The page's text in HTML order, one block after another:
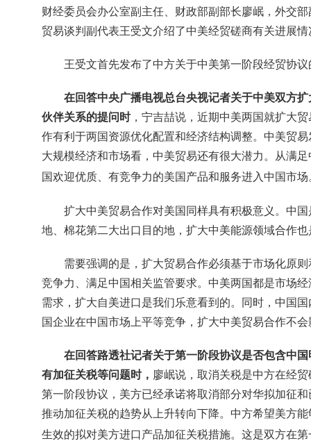
财经委员会办公室副主任、财政部副部长廖岷，外交
贸易谈判副代表王受文介绍了中美经贸磋商有关进展情
王受文首先发布了中方关于中美第一阶段经贸协
在回答中央广播电视总台央视记者关于中美双方
伙伴关系的提问时，宁吉喆说，近期中美两国就扩大
作有利于两国资源优化配置和经济结构调整。中美贸
大规模经济和市场看，中美贸易还有很大潜力。从满
国欢迎优质、有竞争力的美国产品和服务进入中国市场
扩大中美贸易合作对美国同样具有积极意义。中
地、棉花第二大出口目的地，扩大中美能源领域合作
需要强调的是，扩大贸易合作必须基于市场化原则
竞争力、满足中国相关监管要求。中美两国都是市场
需求，扩大自美进口是我们乐意看到的。同时，中国
国企业在中国市场上平等竞争，扩大中美贸易合作不
在回答路透社记者关于第一阶段协议是否包含中
有加征关税等问题时， 廖岷说，取消关税是中方在经
第一阶段协议，美方已经承诺将取消部分对华拟加征
推动加征关税的趋势从上升转向下降。中方希望美方
生效的拟对美方进口产品加征关税措施。这是双方在